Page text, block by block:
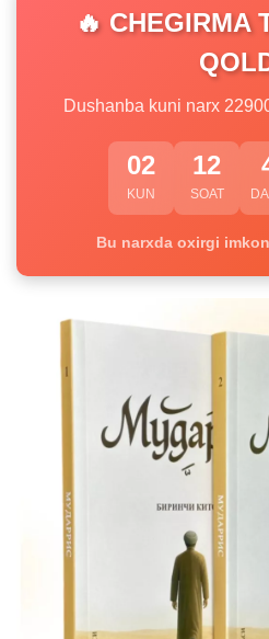
🔥 CHEGIRMA
Dushanba kuni narx
02
KUN
12
SOAT
Bu narxda oxirgi